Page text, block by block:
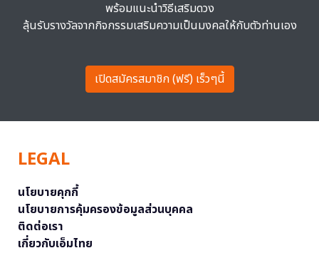
พร้อมแนะนำวิธีเสริมดวง
ลุ้นรับรางวัลจากกิจกรรมเสริมความเป็นมงคลให้กับตัวท่านเอง
เปิดสมัครสมาชิก (ฟรี) เร็วๆนี้
LEGAL
นโยบายคุกกี้
นโยบายการคุ้มครองข้อมูลส่วนบุคคล
ติดต่อเรา
เกี่ยวกับเอ็มไทย